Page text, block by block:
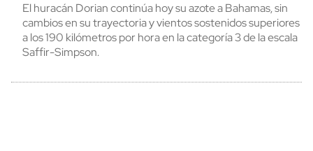
El huracán Dorian continúa hoy su azote a Bahamas, sin
cambios en su trayectoria y vientos sostenidos superiores
a los 190 kilómetros por hora en la categoría 3 de la escala
Saffir-Simpson.